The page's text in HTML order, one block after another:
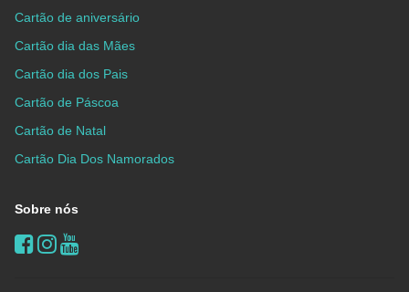
Cartão de aniversário
Cartão dia das Mães
Cartão dia dos Pais
Cartão de Páscoa
Cartão de Natal
Cartão Dia Dos Namorados
Sobre nós